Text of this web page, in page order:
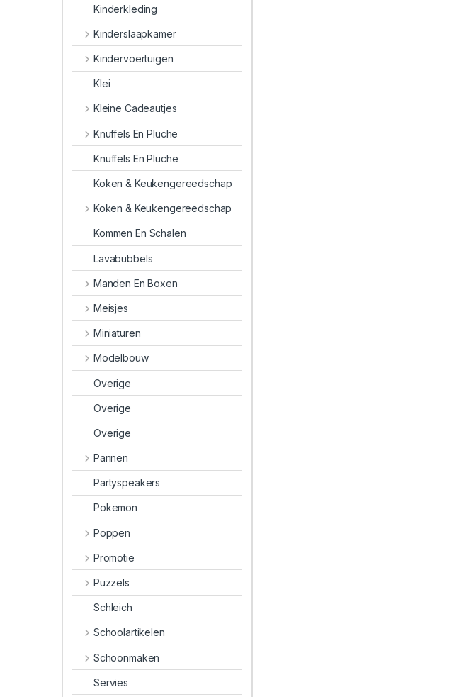
Kinderkleding
Kinderslaapkamer
Kindervoertuigen
Klei
Kleine Cadeautjes
Knuffels En Pluche
Knuffels En Pluche
Koken & Keukengereedschap
Koken & Keukengereedschap
Kommen En Schalen
Lavabubbels
Manden En Boxen
Meisjes
Miniaturen
Modelbouw
Overige
Overige
Overige
Pannen
Partyspeakers
Pokemon
Poppen
Promotie
Puzzels
Schleich
Schoolartikelen
Schoonmaken
Servies